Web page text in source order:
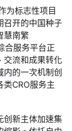
为标志性项目
召开的中国种子
慧南繁
合服务平台正
交流和成果转化
的一次机制创
类CRO服务主
创新主体加速集